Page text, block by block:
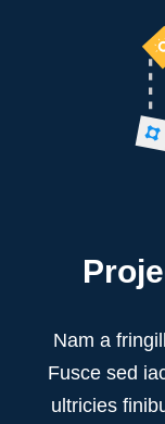
Nam a
Fusce sed
ultricies